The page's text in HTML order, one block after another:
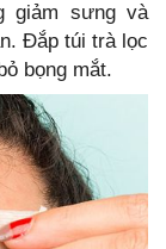
giảm sưng và
Đắp túi trà lọc
bọng mắt.